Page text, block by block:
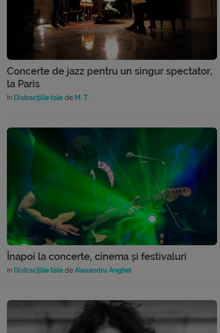
Concerte de jazz pentru un singur spectator,
la Paris
în Distracțiile tale de M. T.
Înapoi la concerte, cinema și festivaluri
în Distracțiile tale deAlexandru Anghel